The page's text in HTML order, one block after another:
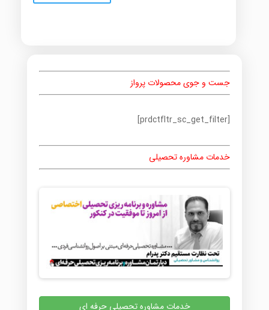
جست و جوی محصولات پرواز
[prdctfltr_sc_get_filter]
خدمات مشاوره تحصیلی
خدمات مشاوره تحصیلی حرفه ای